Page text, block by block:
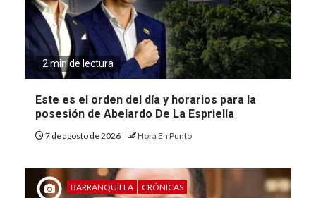
2 min de lectura
Este es el orden del día y horarios para la
posesión de Abelardo De La Espriella
7 de agosto de 2026 Hora En Punto
BARRANQUILLA CRÓNICAS